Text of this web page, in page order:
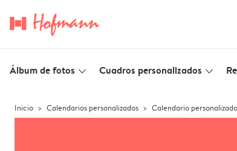
Álbum de fotos slim_arrow_down Cuadros personalizados slim_arrow_down
Inicio Calendarios personalizados Calendario